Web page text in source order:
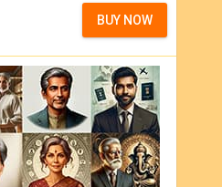
BUY NOW